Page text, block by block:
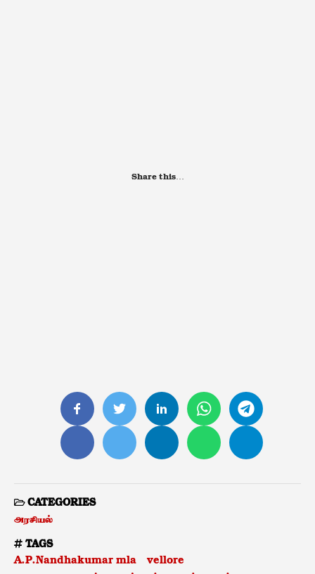
Share this…
CATEGORIES
அரசியல்
TAGS
A.P.Nandhakumar mla
vellore